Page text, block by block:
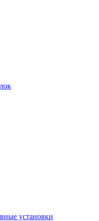
установки